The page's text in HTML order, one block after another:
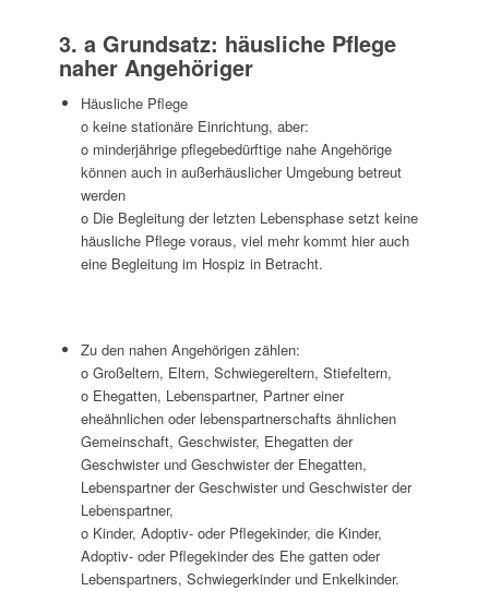
3. a Grundsatz: häusliche Pflege
naher Angehöriger
Häusliche Pflege
o keine stationäre Einrichtung, aber:
o minderjährige pflegebedürftige nahe Angehörige
können auch in außerhäuslicher Umgebung betreut
werden
o Die Begleitung der letzten Lebensphase setzt keine
häusliche Pflege voraus, viel mehr kommt hier auch
eine Begleitung im Hospiz in Betracht.
Zu den nahen Angehörigen zählen:
o Großeltern, Eltern, Schwiegereltern, Stiefeltern,
o Ehegatten, Lebenspartner, Partner einer
eheähnlichen oder lebenspartnerschafts ähnlichen
Gemeinschaft, Geschwister, Ehegatten der
Geschwister und Geschwister der Ehegatten,
Lebenspartner der Geschwister und Geschwister der
Lebenspartner,
o Kinder, Adoptiv- oder Pflegekinder, die Kinder,
Adoptiv- oder Pflegekinder des Ehe gatten oder
Lebenspartners, Schwiegerkinder und Enkelkinder.